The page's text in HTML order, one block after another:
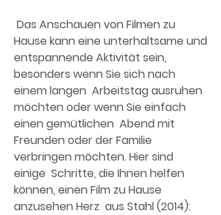
Hause kann eine unterhaltsame und
entspannende Aktivität sein,
besonders wenn Sie sich nach
einem langen  Arbeitstag ausruhen
möchten oder wenn Sie einfach
einen gemütlichen  Abend mit
Freunden oder der Familie
verbringen möchten. Hier sind
einige  Schritte, die Ihnen helfen
können, einen Film zu Hause
anzusehen Herz  aus Stahl (2014):